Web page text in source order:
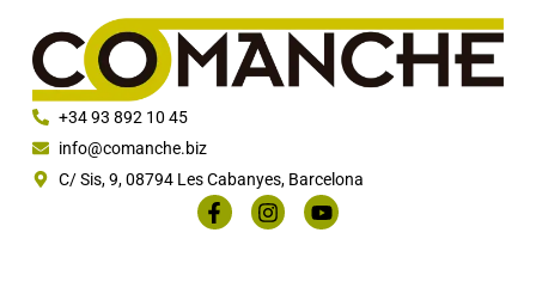
+34 93 892 10 45
info@comanche.biz
C/ Sis, 9, 08794 Les Cabanyes, Barcelona